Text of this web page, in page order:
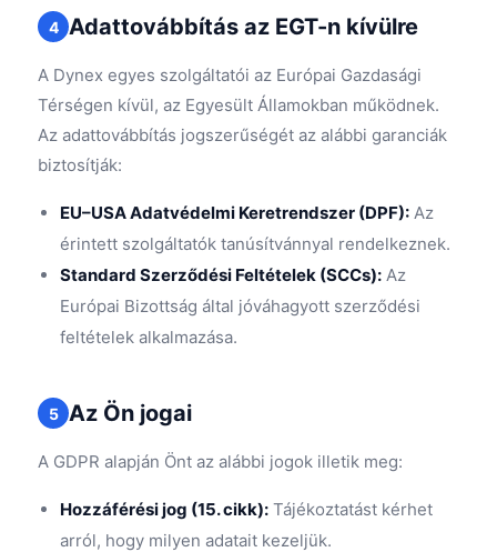
4 Adattovábbítás az EGT-n kívülre
A Dynex egyes szolgáltatói az Európai Gazdasági
Térségen kívül, az Egyesült Államokban működnek.
Az adattovábbítás jogszerűségét az alábbi garanciák
biztosítják:
EU–USA Adatvédelmi Keretrendszer (DPF): Az
érintett szolgáltatók tanúsítvánnyal rendelkeznek.
Standard Szerződési Feltételek (SCCs): Az
Európai Bizottság által jóváhagyott szerződési
feltételek alkalmazása.
5 Az Ön jogai
A GDPR alapján Önt az alábbi jogok illetik meg:
Hozzáférési jog (15. cikk): Tájékoztatást kérhet
arról, hogy milyen adatait kezeljük.